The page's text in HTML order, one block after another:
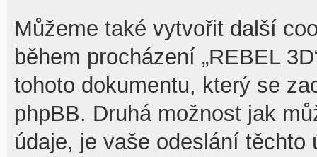
Můžeme také vytvořit další
během procházení „REBEL
tohoto dokumentu, který se
phpBB. Druhá možnost jak
údaje, je vaše odeslání těchto